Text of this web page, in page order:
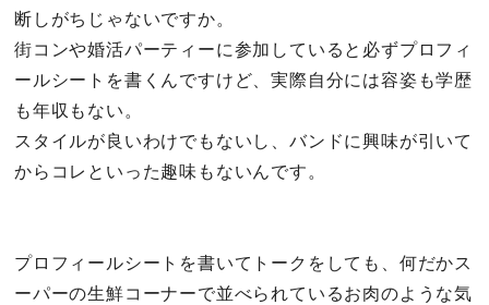
断しがちじゃないですか。
街コンや婚活パーティーに参加していると必ずプロフィ
ールシートを書くんですけど、実際自分には容姿も学歴
も年収もない。
スタイルが良いわけでもないし、バンドに興味が引いて
からコレといった趣味もないんです。
プロフィールシートを書いてトークをしても、何だかス
ーパーの生鮮コーナーで並べられているお肉のような気